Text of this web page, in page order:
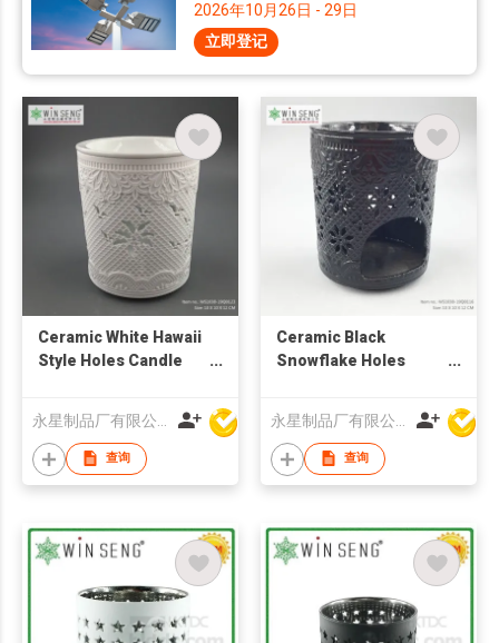
2026年10月26日 - 29日
立即登记
Ceramic White Hawaii
Style Holes Candle
查询
Ceramic Black
Snowflake Holes
查询